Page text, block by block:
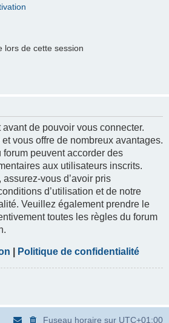
lors de cette session
de pouvoir vous connecter.
et vous offre de nombreux avantages.
forum peuvent accorder des
aux utilisateurs inscrits.
vous d’avoir pris
d’utilisation et de notre
Veuillez également prendre le
toutes les règles du forum
Politique de confidentialité
Fuseau horaire sur UTC+01:00